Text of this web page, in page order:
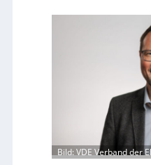
Bild: VDE Verband der